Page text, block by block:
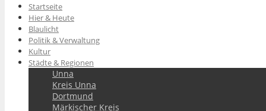
Startseite
Hier & Heute
Blaulicht
Politik & Verwaltung
Kultur
Städte & Regionen
Unna
Kreis Unna
Dortmund
Märkischer Kreis